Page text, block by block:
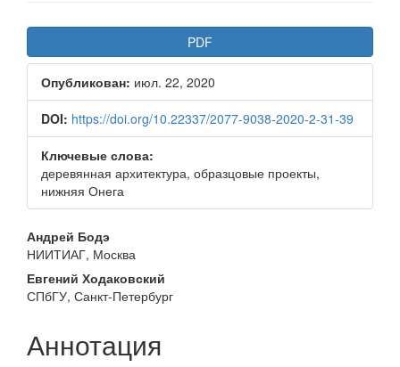
Боковая
панель
статьи
PDF
Опубликован: июл. 22, 2020
DOI: https://doi.org/10.22337/2077-9038-2020-2-31-39
Ключевые слова:
деревянная архитектура, образцовые проекты,
нижняя Онега
Основное
содержимое
статьи
Андрей Бодэ
НИИТИАГ, Москва
Евгений Ходаковский
СПбГУ, Санкт-Петербург
Аннотация